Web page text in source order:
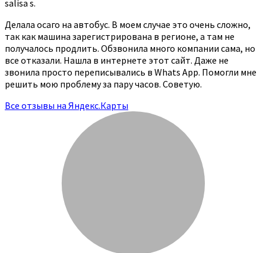
salisa s.
Делала осаго на автобус. В моем случае это очень сложно,
так как машина зарегистрирована в регионе, а там не
получалось продлить. Обзвонила много компании сама, но
все отказали. Нашла в интернете этот сайт. Даже не
звонила просто переписывались в Whats App. Помогли мне
решить мою проблему за пару часов. Советую.
Все отзывы на Яндекс.Карты